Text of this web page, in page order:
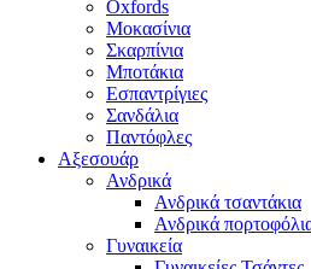
Oxfords
Μοκασίνια
Σκαρπίνια
Μποτάκια
Εσπαντρίγιες
Σανδάλια
Παντόφλες
Αξεσουάρ
Ανδρικά
Ανδρικά τσαντάκια
Ανδρικά
Γυναικεία